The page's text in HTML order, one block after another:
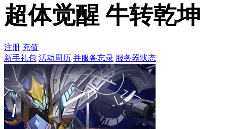
超体觉醒 牛转乾坤
注册 充值
新手礼包 活动周历 并服备忘录 服务器状态